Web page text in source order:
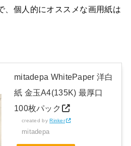
、個人的にオススメな画用紙は
mitadepa WhitePaper 洋白
紙 金玉A4(135K) 最厚口
100枚パック
created byRinker
mitadepa